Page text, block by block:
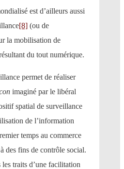
est d’ailleurs aussi
[8] (ou de
la mobilisation de
du tout numérique.
permet de réaliser
imaginé par le libéral
spatial de surveillance
de l’information
temps au commerce
des fins de contrôle social.
les traits d’une facilitation